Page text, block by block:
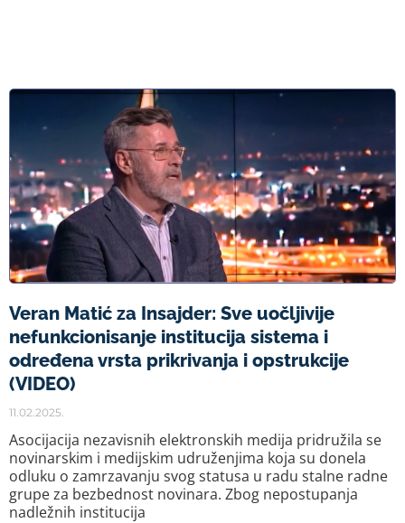
Veran Matić za Insajder: Sve uočljivije
nefunkcionisanje institucija sistema i
određena vrsta prikrivanja i opstrukcije
(VIDEO)
11.02.2025.
Asocijacija nezavisnih elektronskih medija pridružila se
novinarskim i medijskim udruženjima koja su donela
odluku o zamrzavanju svog statusa u radu stalne radne
grupe za bezbednost novinara. Zbog nepostupanja
nadležnih institucija